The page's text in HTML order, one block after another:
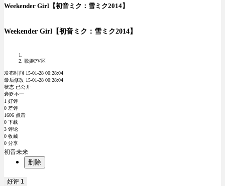
Weekender Girl【初音ミク：雪ミク2014】
Weekender Girl【初音ミク：雪ミク2014】
歌姬PV区
发布时间 15-01-28 00:28:04
最后修改 15-01-28 00:28:04
状态 已公开
褒贬不一
1 好评
0 差评
1606 点击
0 下载
3 评论
0 收藏
0 分享
初音未来
删除
好评 1